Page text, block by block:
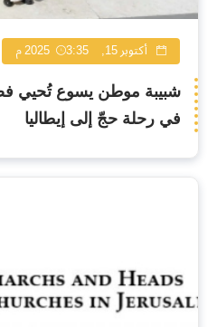
أكتوبر 15, 2025 3:35 م
شبيبة موطن يسوع تُحيي
في رحلة حجّ إلى إيطاليا